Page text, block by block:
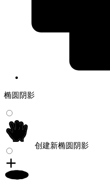
椭圆阴影
创建新椭圆阴影